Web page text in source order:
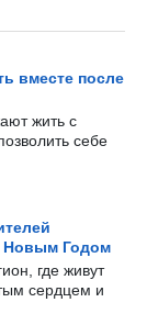
вместе после
жить с
себе
Новым Годом
где живут
сердцем и